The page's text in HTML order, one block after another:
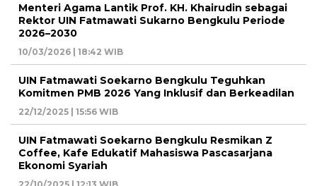
Menteri Agama Lantik Prof. KH. Khairudin sebagai
Rektor UIN Fatmawati Sukarno Bengkulu Periode
2026–2030
10/03/2026 | 18:42 WIB
UIN Fatmawati Soekarno Bengkulu Teguhkan
Komitmen PMB 2026 Yang Inklusif dan Berkeadilan
22/12/2025 | 15:56 WIB
UIN Fatmawati Soekarno Bengkulu Resmikan Z
Coffee, Kafe Edukatif Mahasiswa Pascasarjana
Ekonomi Syariah